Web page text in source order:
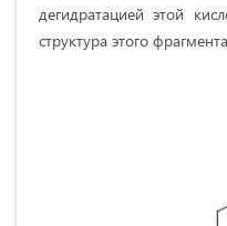
дегидратацией этой
структура этого